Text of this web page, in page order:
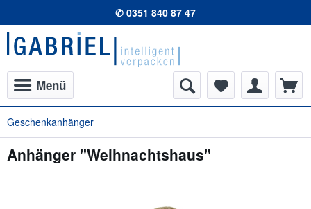
✆ 0351 840 87 47
Menü
Geschenkanhänger
Anhänger "Weihnachtshaus"